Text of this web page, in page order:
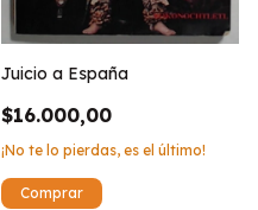
Juicio a España
$16.000,00
¡No te lo pierdas, es el último!